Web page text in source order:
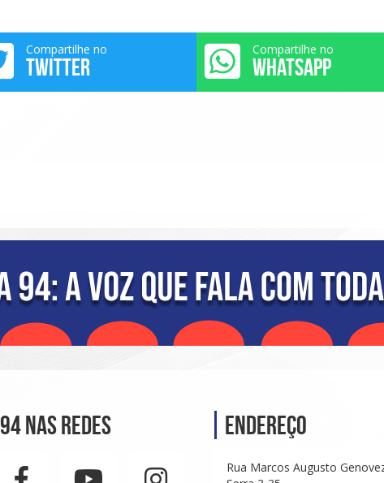
Compartilhe no
TWITTER
Compartilhe no
WHATSAPP
94 nas Redes Endereço
Rua Marcos Augusto